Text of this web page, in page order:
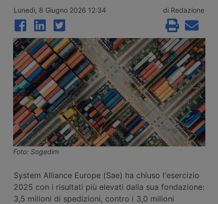
Lunedì, 8 Giugno 2026 12:34 di Redazione
Foto: Sogedim
System Alliance Europe (Sae) ha chiuso l'esercizio
2025 con i risultati più elevati dalla sua fondazione:
3,5 milioni di spedizioni, contro i 3,0 milioni